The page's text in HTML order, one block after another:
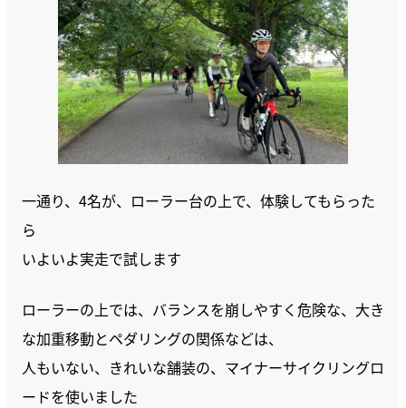
一通り、4名が、ローラー台の上で、体験してもらった
ら
いよいよ実走で試します
ローラーの上では、バランスを崩しやすく危険な、大き
な加重移動とペダリングの関係などは、
人もいない、きれいな舗装の、マイナーサイクリングロ
ードを使いました